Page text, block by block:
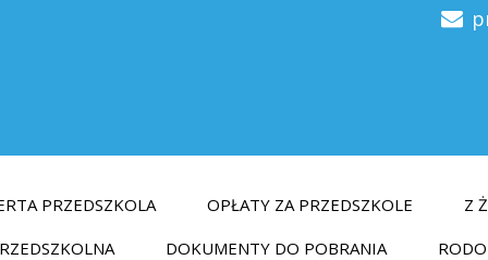
PRZEDSZKOLA OPŁATY ZA PRZEDSZKOLE Z
DOKUMENTY DO POBRANIA RODO